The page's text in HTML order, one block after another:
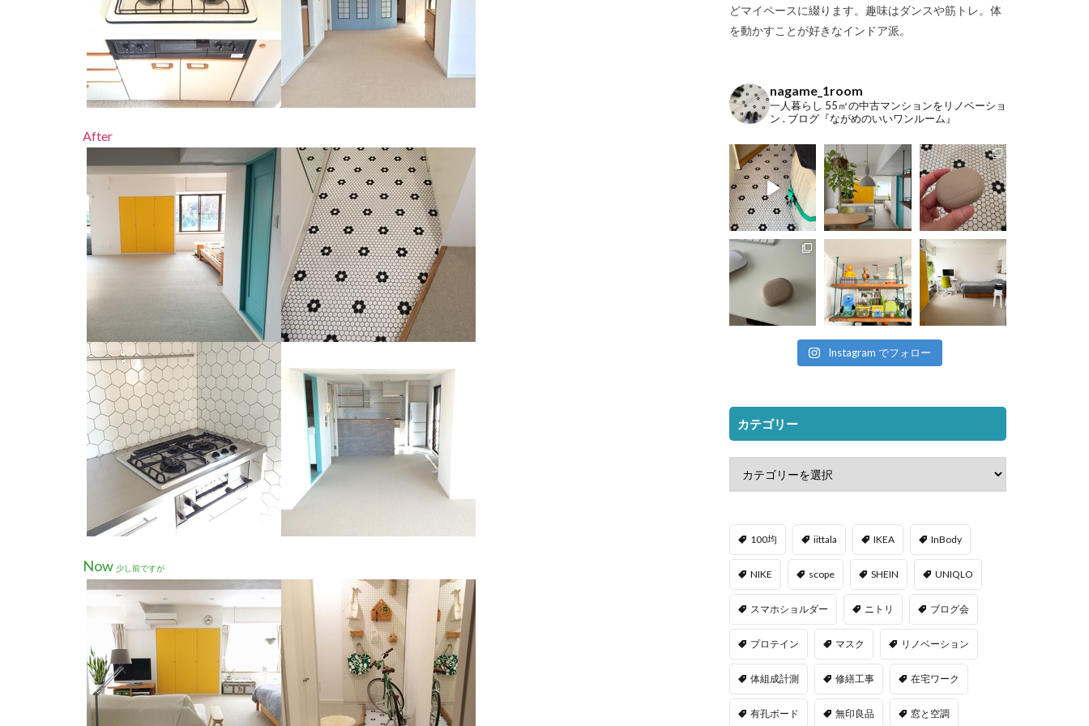
After
Now 少し前ですが
どマイペースに綴ります。趣味はダンスや筋トレ。体
を動かすことが好きなインドア派。
nagame_1room
一人暮らし 55㎡の中古マンションをリノベーショ
ン . ブログ『ながめのいいワンルーム』
Instagram でフォロー
カテゴリー
100均 iittala IKEA InBody
NIKE scope SHEIN UNIQLO
スマホショルダー ニトリ ブログ会
プロテイン マスク リノベーション
体組成計測 修繕工事 在宅ワーク
有孔ボード 無印良品 窓と空調